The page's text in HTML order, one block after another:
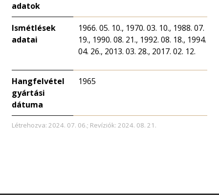
adatok
Ismétlések
adatai
1966. 05. 10., 1970. 03. 10., 1988. 07.
19., 1990. 08. 21., 1992. 08. 18., 1994.
04. 26., 2013. 03. 28., 2017. 02. 12.
Hangfelvétel
gyártási
dátuma
1965
Létrehozva: 2024. 07. 06.; Revíziók: 2024. 08. 21.